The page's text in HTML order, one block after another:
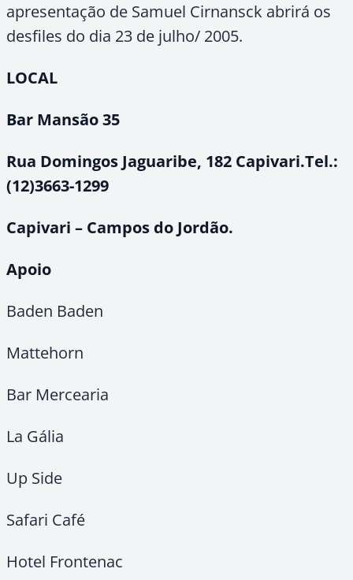
apresentação de Samuel Cirnansck abrirá os
desfiles do dia 23 de julho/ 2005.
LOCAL
Bar Mansão 35
Rua Domingos Jaguaribe, 182 Capivari.Tel.:
(12)3663-1299
Capivari – Campos do Jordão.
Apoio
Baden Baden
Mattehorn
Bar Mercearia
La Gália
Up Side
Safari Café
Hotel Frontenac